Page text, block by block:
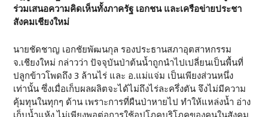
ร่วมเสนอความคิดเห็นทั้งภาครัฐ เอกชน และเครือข่ายประชา
สังคมเชียงใหม่
นายชัดชาญ เอกชัยพัฒนกุล รองประธานสภาอุตสาหกรรม
จ.เชียงใหม่ กล่าวว่า ปัจจุบันป่าต้นน้ำถูกนำไปเปลี่ยนเป็นพื้นที่
ปลูกข้าวโพดถึง 3 ล้านไร่ และ อ.แม่แจ่ม เป็นเพียงส่วนหนึ่ง
เท่านั้น ซึ่งเมื่อเก็บผลผลิตจะได้ไม่ถึงไร่ละครึ่งตัน จึงไม่มีความ
คุ้มทุนในทุกๆ ด้าน เพราะการที่ผืนป่าหายไป ทำให้แหล่งน้ำ อ่าง